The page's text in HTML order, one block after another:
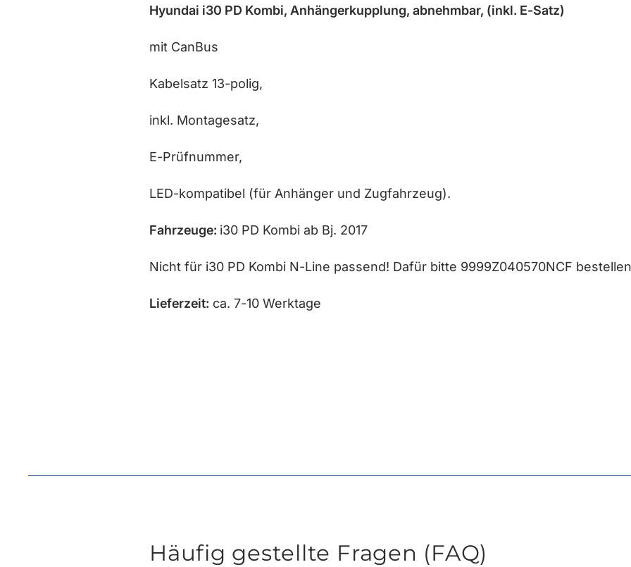
Hyundai i30 PD Kombi, Anhängerkupplung, abnehmbar, (inkl. E-Satz)
mit CanBus
Kabelsatz 13-polig,
inkl. Montagesatz,
E-Prüfnummer,
LED-kompatibel (für Anhänger und Zugfahrzeug).
Fahrzeuge: i30 PD Kombi ab Bj. 2017
Nicht für i30 PD Kombi N-Line passend! Dafür bitte 9999Z040570NCF
Lieferzeit: ca. 7-10 Werktage
Häufig gestellte Fragen (FAQ)